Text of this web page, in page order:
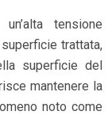
tensione
trattata,
superficie del
mantenere la
noto come